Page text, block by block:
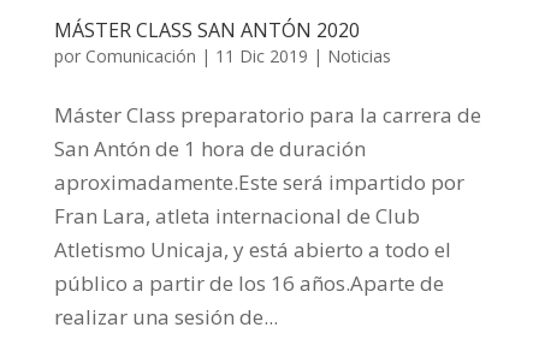
MÁSTER CLASS SAN ANTÓN 2020
por Comunicación | 11 Dic 2019 | Noticias
Máster Class preparatorio para la carrera de
San Antón de 1 hora de duración
aproximadamente.Este será impartido por
Fran Lara, atleta internacional de Club
Atletismo Unicaja, y está abierto a todo el
público a partir de los 16 años.Aparte de
realizar una sesión de...